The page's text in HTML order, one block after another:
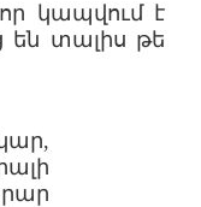
կապվում է
են տալիս թե